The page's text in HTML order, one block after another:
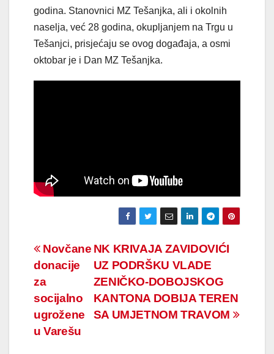
godina. Stanovnici MZ Tešanjka, ali i okolnih
naselja, već 28 godina, okupljanjem na Trgu u
Tešanjci, prisjećaju se ovog događaja, a osmi
oktobar je i Dan MZ Tešanjka.
Navigacija
članaka
NK KRIVAJA ZAVIDOVIĆI
UZ PODRŠKU VLADE
ZENIČKO-DOBOJSKOG
KANTONA DOBIJA TEREN
SA UMJETNOM TRAVOM
Novčane
donacije
za
socijalno
ugrožene
u Varešu